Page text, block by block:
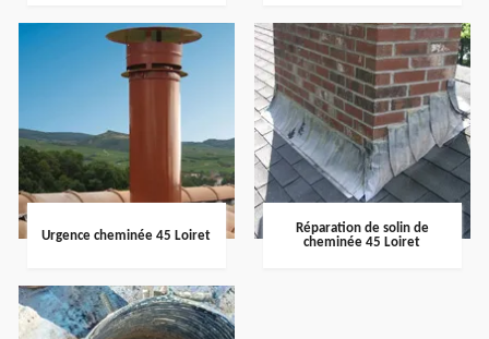
Urgence cheminée 45 Loiret
Réparation de solin de
cheminée 45 Loiret